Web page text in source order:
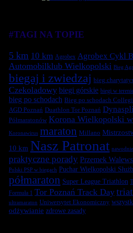
#TAGI NA TOPIE
5 km 10 km Agrobex Agrobex Cykl
Automobilklub Wielkopolski Bieg
biegaj i zwiedzaj bieg
Czekoladowy biegi górskie biegi w
bieg po schodach Bieg po schodach
AGD Poznań Duathlon Tor Poznań
Półmaratonów Korona Wielkopolski w
Koronawirus maraton Millano
10 km Nasz Patronat
praktyczne porady Przemek
Polski PSP w biegach Puchar Wielkopolski
półmaraton Super League Triathlon
Formuła 1 Tor Poznań Track Day
ultramaraton Uniwersytet Ekonomiczny
odżywianie zdrowe zasady